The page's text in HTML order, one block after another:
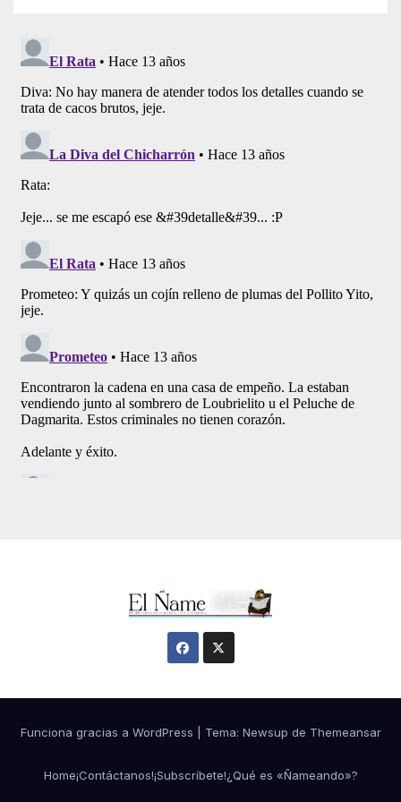
Funciona gracias a WordPress Tema: Newsup de Themeansar
Home¡Contáctanos!¡Subscríbete!¿Qué es «Ñameando»?